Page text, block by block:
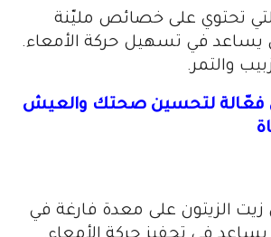
تحتوي على خصائص مليّنة
يساعد في تسهيل حركة الأمعاء.
والتمر.
طرق فعّالة لتحسين صحتك والعيش
الزيتون على معدة فارغة في